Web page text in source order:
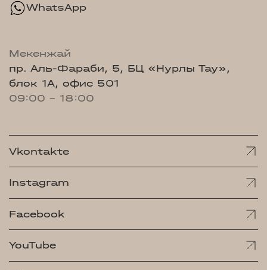
WhatsApp
Мекенжай
пр. Аль-Фараби, 5, БЦ «Нурлы Тау»,
блок 1А, офис 501
09:00 - 18:00
Vkontakte
Instagram
Facebook
YouTube